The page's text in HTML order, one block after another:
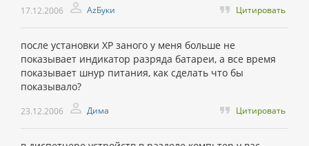
17.12.2006 AzБуки Цитировать
после установки XP заного у меня больше не
показывает индикатор разряда батареи, а все время
показывает шнур питания, как сделать что бы
показывало?
23.12.2006 Дима Цитировать